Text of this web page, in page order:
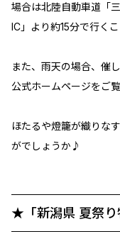
場合は北陸自動車道「
IC」より約15分で行くこ
また、雨天の場合、催
公式ホームページをご覧
ほたるや燈籠が織りな
がでしょうか♪
★「新潟県 夏祭り